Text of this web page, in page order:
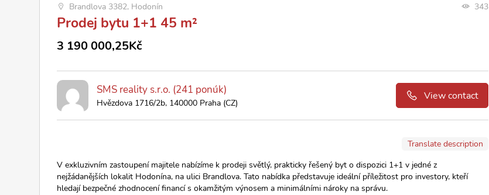
Brandlova 3382, Hodonín 343
Prodej bytu 1+1 45 m²
3 190 000,25Kč
SMS reality s.r.o. (241 ponúk)
Hvězdova 1716/2b, 140000 Praha (CZ)
View contact
Translate description
V exkluzivním zastoupení majitele nabízíme k prodeji světlý, prakticky řešený byt o dispozici 1+1 v jedné z
nejžádanějších lokalit Hodonína, na ulici Brandlova. Tato nabídka představuje ideální příležitost pro investory, kteří
hledají bezpečné zhodnocení financí s okamžitým výnosem a minimálními nároky na správu.